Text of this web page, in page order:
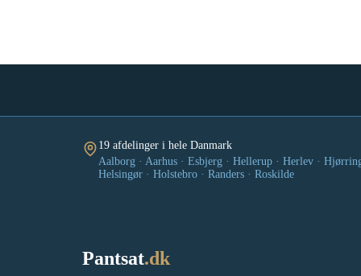
19 afdelinger i hele Danmark
Aalborg · Aarhus · Esbjerg · Hellerup · Herlev ·
Helsingør · Holstebro · Randers · Roskilde
Pantsat.dk